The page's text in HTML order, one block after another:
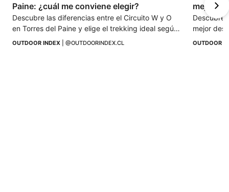
Paine: ¿cuál me conviene elegir?
Descubre las diferencias entre el Circuito W y O
en Torres del Paine y elige el trekking ideal según
tu experiencia, tiempo y espíritu de aventura.
OUTDOOR INDEX @OUTDOORINDEX.CL
Descubre
mejor
OUTDOOR